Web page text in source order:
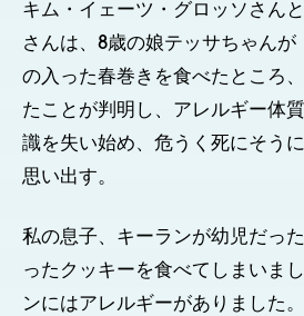
キム・イェーツ・グロッソさん
さんは、8歳の娘テッサちゃん
の入った春巻きを食べたところ
たことが判明し、アレルギー体
識を失い始め、危うく死にそう
思い出す。
私の息子、キーランが幼児だっ
ったクッキーを食べてしまいま
ンにはアレルギーがありました。